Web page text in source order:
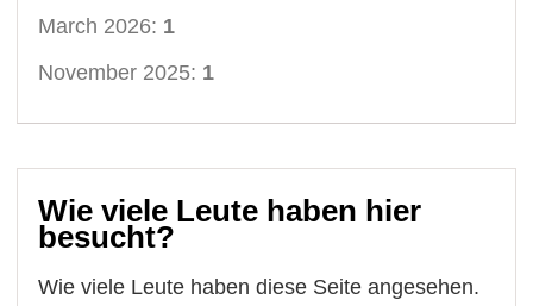
March 2026: 1
November 2025: 1
Wie viele Leute haben hier
besucht?
Wie viele Leute haben diese Seite angesehen.